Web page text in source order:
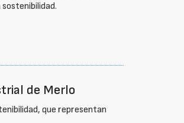
de Merlo
que representan